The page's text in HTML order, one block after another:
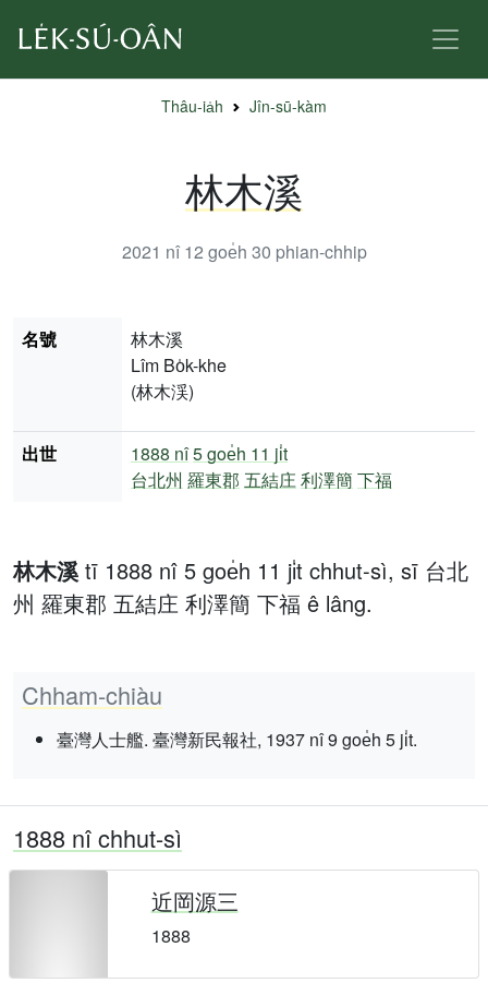
Thâu-ia̍h Jîn-sū-kàm
林木溪
2021 nî 12 goe̍h 30 phian-chhip
林木溪 tī 1888 nî 5 goe̍h 11 ji̍t chhut-sì, sī 台北
州 羅東郡 五結庄 利澤簡 下福 ê lâng.
Chham-chiàu
臺灣人士艦. 臺灣新民報社, 1937 nî 9 goe̍h 5 ji̍t.
名號
林木溪
Lîm Bo̍k-khe
(林木渓)
出世 1888 nî5 goe̍h 11 ji̍t
台北州 羅東郡 五結庄利澤簡 下福
1888 nî chhut-sì
近岡源三
1888